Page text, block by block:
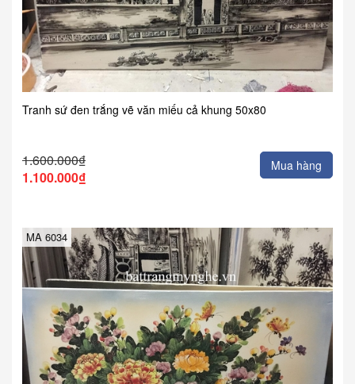
Tranh sứ đen trắng vẽ văn miếu cả khung 50x80
1.600.000₫
1.100.000₫
Mua hàng
MA 6034